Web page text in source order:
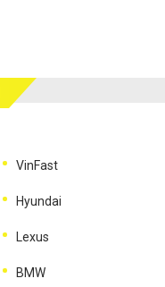
VinFast
Hyundai
Lexus
BMW